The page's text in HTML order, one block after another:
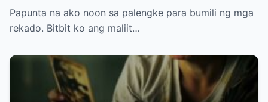
Umuwi, Pero…
Papunta na ako noon sa palengke para bumili ng mga
rekado. Bitbit ko ang maliit…